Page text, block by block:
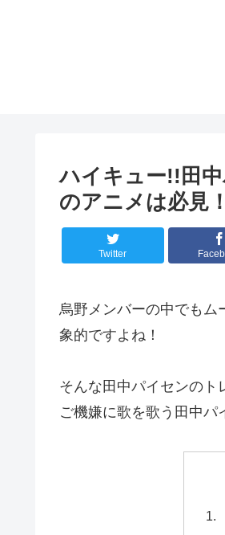
ハイキュー!!田
のアニメは必見！
Twitter
烏野メンバーの中でもム
象的ですよね！
そんな田中パイセンのト
ご機嫌に歌を歌う田中パ